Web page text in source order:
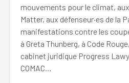
mouvements pour le climat,
Matter, aux défenseur·es de la
manifestations contre les
à Greta Thunberg, à Code
cabinet juridique Progress
COMAC…